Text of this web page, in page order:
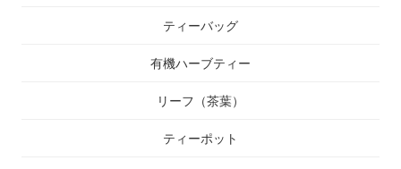
ティーバッグ
有機ハーブティー
リーフ（茶葉）
ティーポット